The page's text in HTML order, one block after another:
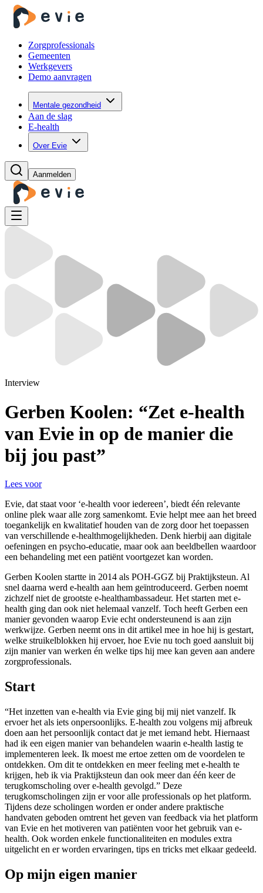
Zorgprofessionals
Gemeenten
Werkgevers
Demo aanvragen
Mentale gezondheid
Aan de slag
E-health
Over Evie
Aanmelden
Interview
Gerben Koolen: “Zet e-health
van Evie in op de manier die
bij jou past”
Lees voor
Evie, dat staat voor ‘e-health voor iedereen’, biedt één relevante
online plek waar alle zorg samenkomt. Evie helpt mee aan het breed
toegankelijk en kwalitatief houden van de zorg door het toepassen
van verschillende e-healthmogelijkheden. Denk hierbij aan digitale
oefeningen en psycho-educatie, maar ook aan beeldbellen waardoor
een behandeling met een patiënt voortgezet kan worden.
Gerben Koolen startte in 2014 als POH-GGZ bij Praktijksteun. Al
snel daarna werd e-health aan hem geïntroduceerd. Gerben noemt
zichzelf niet de grootste e-healthambassadeur. Het starten met e-
health ging dan ook niet helemaal vanzelf. Toch heeft Gerben een
manier gevonden waarop Evie echt ondersteunend is aan zijn
werkwijze. Gerben neemt ons in dit artikel mee in hoe hij is gestart,
welke struikelblokken hij ervoer, hoe Evie nu toch goed aansluit bij
zijn manier van werken én welke tips hij mee kan geven aan andere
zorgprofessionals.
Start
“Het inzetten van e-health via Evie ging bij mij niet vanzelf. Ik
ervoer het als iets onpersoonlijks. E-health zou volgens mij afbreuk
doen aan het persoonlijk contact dat je met iemand hebt. Hiernaast
had ik een eigen manier van behandelen waarin e-health lastig te
implementeren leek. Ik moest me ertoe zetten om de voordelen te
ontdekken. Om dit te ontdekken en meer feeling met e-health te
krijgen, heb ik via Praktijksteun dan ook meer dan één keer de
terugkomscholing over e-health gevolgd.” Deze
terugkomscholingen zijn er voor alle professionals op het platform.
Tijdens deze scholingen worden er onder andere praktische
handvaten geboden omtrent het geven van feedback via het platform
van Evie en het motiveren van patiënten voor het gebruik van e-
health. Ook worden enkele functionaliteiten en modules extra
uitgelicht en er worden ervaringen, tips en tricks met elkaar gedeeld.
Op mijn eigen manier